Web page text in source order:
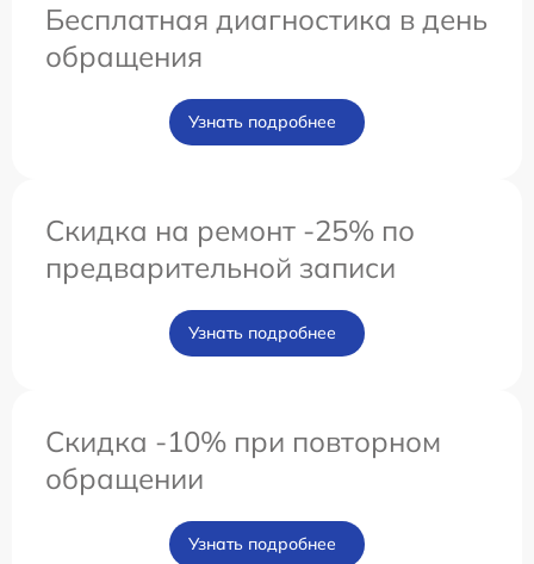
Бесплатная диагностика в день
обращения
Узнать подробнее
Скидка на ремонт -25% по
предварительной записи
Узнать подробнее
Скидка -10% при повторном
обращении
Узнать подробнее